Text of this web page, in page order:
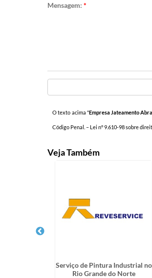
Mensagem:*
O texto acima "Empresa Jateamento
Código Penal. – Lei n° 9.610-98 sobre
Veja Também
Serviço de Pintura Industrial no
Rio Grande do Norte